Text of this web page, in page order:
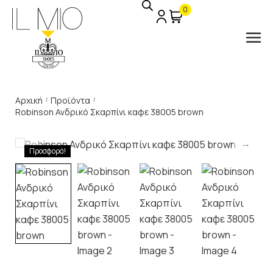
0
Αρχική / Προϊόντα /
Robinson Ανδρικό Σκαρπίνι καφε 38005 brown
Προσφορά!